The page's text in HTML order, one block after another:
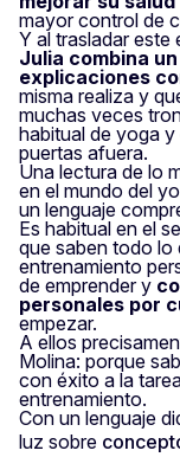
mayor control de
Y al trasladar este
Julia combina
explicaciones
misma realiza y
muchas veces
habitual de yoga
puertas afuera.
Una lectura de lo
en el mundo del
un lenguaje
Es habitual en el
que saben todo lo
entrenamiento
de emprender y
personales por
empezar.
A ellos
Molina: porque
con éxito a la
entrenamiento.
Con un lenguaje
luz sobre